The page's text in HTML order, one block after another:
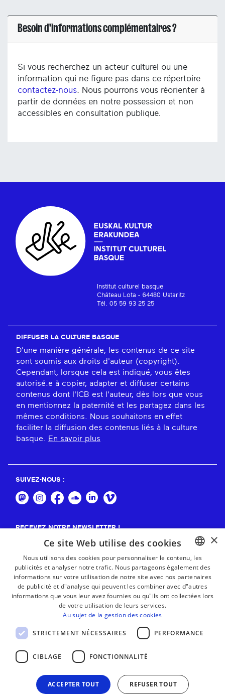
Besoin d'informations complémentaires ?
Si vous recherchez un acteur culturel ou une
information qui ne figure pas dans ce répertoire
contactez-nous . Nous pourrons vous réorienter à
partir de données en notre possession et non
accessibles en consultation publique.
Institut culturel basque
Château Lota - 64480 Ustaritz
Tél. 05 59 93 25 25
DIFFUSER LA CULTURE BASQUE
D'une manière générale, les contenus de ce site
sont soumis aux droits d'auteur (copyright).
Cependant, lorsque cela est indiqué, vous êtes
autorisé.e à copier, adapter et diffuser certains
contenus dont l'ICB est l'auteur, dès lors que vous
en mentionnez la paternité et les partagez dans les
mêmes conditions. Nous souhaitons en effet
faciliter la diffusion des contenus liés à la culture
basque.
En savoir plus
SUIVEZ-NOUS :
RECEVEZ NOTRE NEWSLETTER !
BASQUE
FRENCH
×
Ce site Web utilise des cookies
Nous utilisons des cookies pour personnaliser le contenu, les
publicités et analyser notre trafic. Nous partageons également des
informations sur votre utilisation de notre site avec nos partenaires
de publicité et d"analyse qui peuvent les combiner avec d"autres
informations que vous leur avez fournies ou qu"ils ont collectées lors
de votre utilisation de leurs services.
Au sujet de la gestion des cookies
STRICTEMENT NÉCESSAIRES PERFORMANCE
CIBLAGE FONCTIONNALITÉ
ACCEPTER TOUT REFUSER TOUT